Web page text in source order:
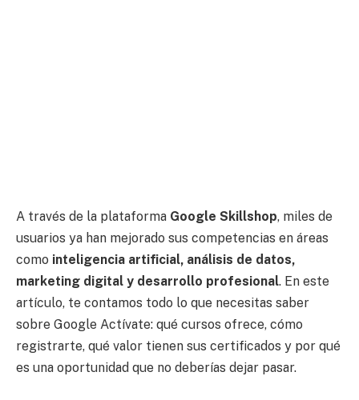
A través de la plataforma Google Skillshop, miles de
usuarios ya han mejorado sus competencias en áreas
como inteligencia artificial, análisis de datos,
marketing digital y desarrollo profesional. En este
artículo, te contamos todo lo que necesitas saber
sobre Google Actívate: qué cursos ofrece, cómo
registrarte, qué valor tienen sus certificados y por qué
es una oportunidad que no deberías dejar pasar.